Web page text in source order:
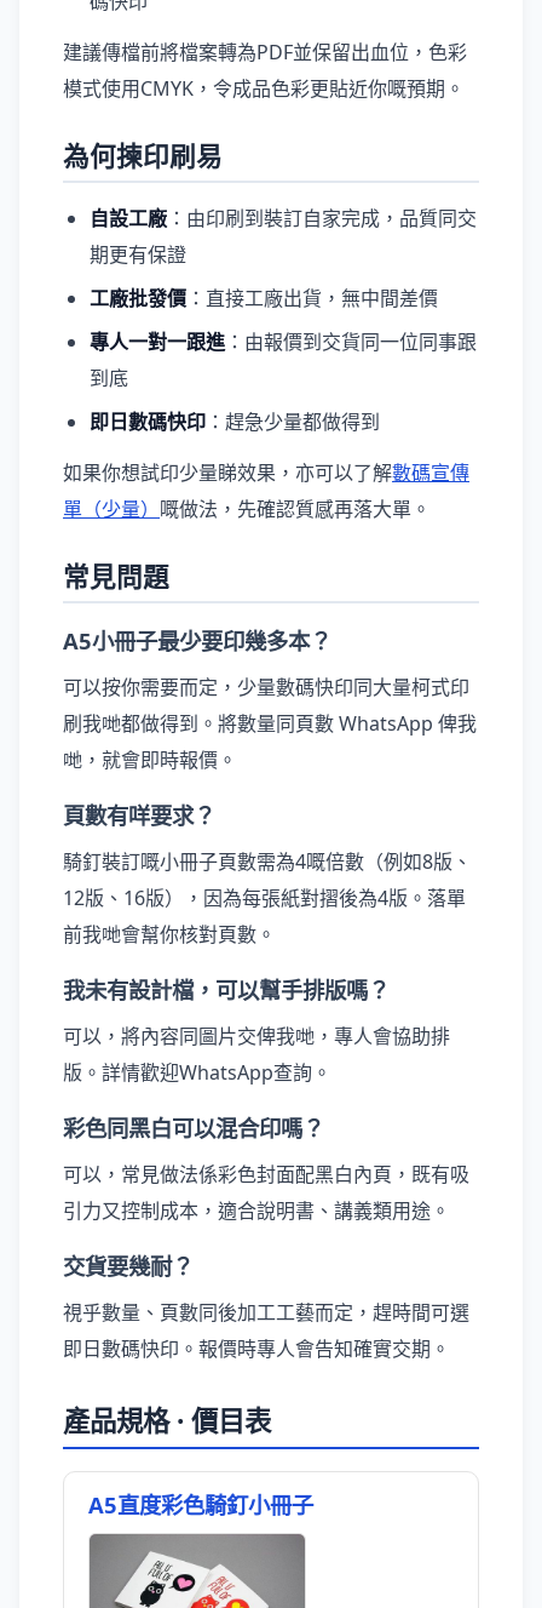
建議傳檔前將檔案轉為PDF並保留出血位，色彩
模式使用CMYK，令成品色彩更貼近你嘅預期。
為何揀印刷易
自設工廠 ：由印刷到裝訂自家完成，品質同交
期更有保證
工廠批發價 ：直接工廠出貨，無中間差價
專人一對一跟進 ：由報價到交貨同一位同事跟
到底
即日數碼快印 ：趕急少量都做得到
如果你想試印少量睇效果，亦可以了解數碼宣傳
單（少量） 嘅做法，先確認質感再落大單。
常見問題
A5小冊子最少要印幾多本？
可以按你需要而定，少量數碼快印同大量柯式印
刷我哋都做得到。將數量同頁數 WhatsApp 俾我
哋，就會即時報價。
頁數有咩要求？
騎釘裝訂嘅小冊子頁數需為4嘅倍數（例如8版、
12版、16版），因為每張紙對摺後為4版。落單
前我哋會幫你核對頁數。
我未有設計檔，可以幫手排版嗎？
可以，將內容同圖片交俾我哋，專人會協助排
版。詳情歡迎WhatsApp查詢。
彩色同黑白可以混合印嗎？
可以，常見做法係彩色封面配黑白內頁，既有吸
引力又控制成本，適合說明書、講義類用途。
交貨要幾耐？
視乎數量、頁數同後加工工藝而定，趕時間可選
即日數碼快印。報價時專人會告知確實交期。
產品規格 · 價目表
A5直度彩色騎釘小冊子